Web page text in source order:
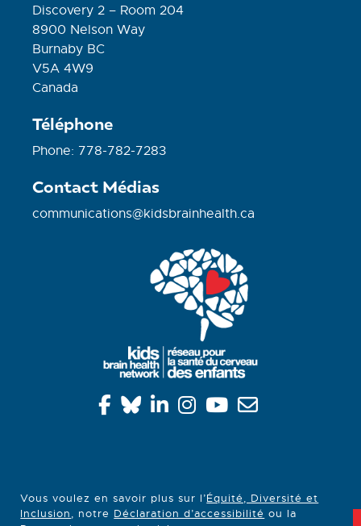
Discovery 2 – Room 204
8900 Nelson Way
Burnaby BC
V5A 4W9
Canada
Téléphone
Phone: 778-782-7283
Contact Médias
communications@kidsbrainhealth.ca
Vous voulez en savoir plus sur l’Équité, Diversité et
Inclusion, notre Déclaration d’accessibilité ou la